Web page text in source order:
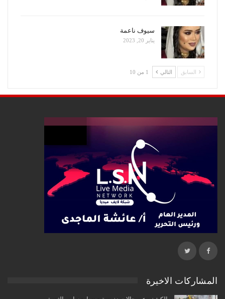
سيوف ناعمة
يناير 20, 2023
السابق التالي 1 من 10
المشاركات الاخيرة